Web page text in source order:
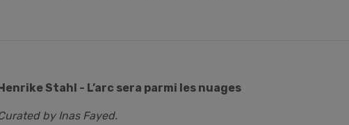
Stahl - L’arc sera parmi les nuages
by Inas Fayed.